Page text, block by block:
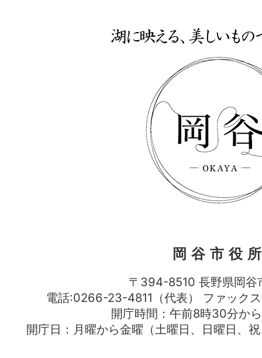
岡谷市役
〒394-8510 長野県岡谷
電話:0266-23-4811（代表） ファッ
開庁時間：午前8時30分か
開庁日：月曜から金曜（土曜日、日曜日、